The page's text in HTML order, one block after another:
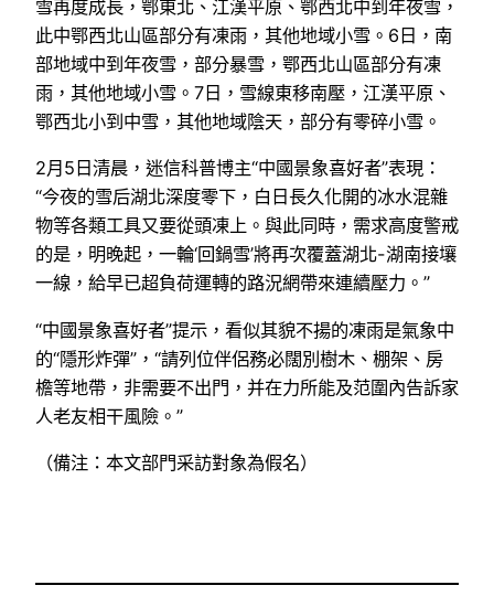
雪再度成長，鄂東北、江漢平原、鄂西北中到年夜雪，
此中鄂西北山區部分有凍雨，其他地域小雪。6日，南
部地域中到年夜雪，部分暴雪，鄂西北山區部分有凍
雨，其他地域小雪。7日，雪線東移南壓，江漢平原、
鄂西北小到中雪，其他地域陰天，部分有零碎小雪。
2月5日清晨，迷信科普博主“中國景象喜好者”表現：
“今夜的雪后湖北深度零下，白日長久化開的冰水混雜
物等各類工具又要從頭凍上。與此同時，需求高度警戒
的是，明晚起，一輪‘回鍋雪’將再次覆蓋湖北-湖南接壤
一線，給早已超負荷運轉的路況網帶來連續壓力。”
“中國景象喜好者”提示，看似其貌不揚的凍雨是氣象中
的“隱形炸彈”，“請列位伴侶務必闊別樹木、棚架、房
檐等地帶，非需要不出門，并在力所能及范圍內告訴家
人老友相干風險。”
（備注：本文部門采訪對象為假名）